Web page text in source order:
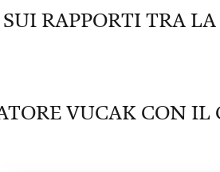
RAPPORTI TRA
VUCAK CON